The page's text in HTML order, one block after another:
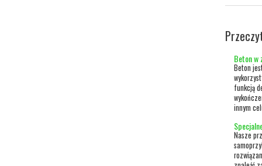
Beton w
Beton
funkcją
innym
Nasze